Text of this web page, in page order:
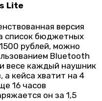
Lite
версия
список бюджетных
рублей, можно
Bluetooth
весе каждый наушник
а кейса хватит на 4
16 часов
он за 1,5